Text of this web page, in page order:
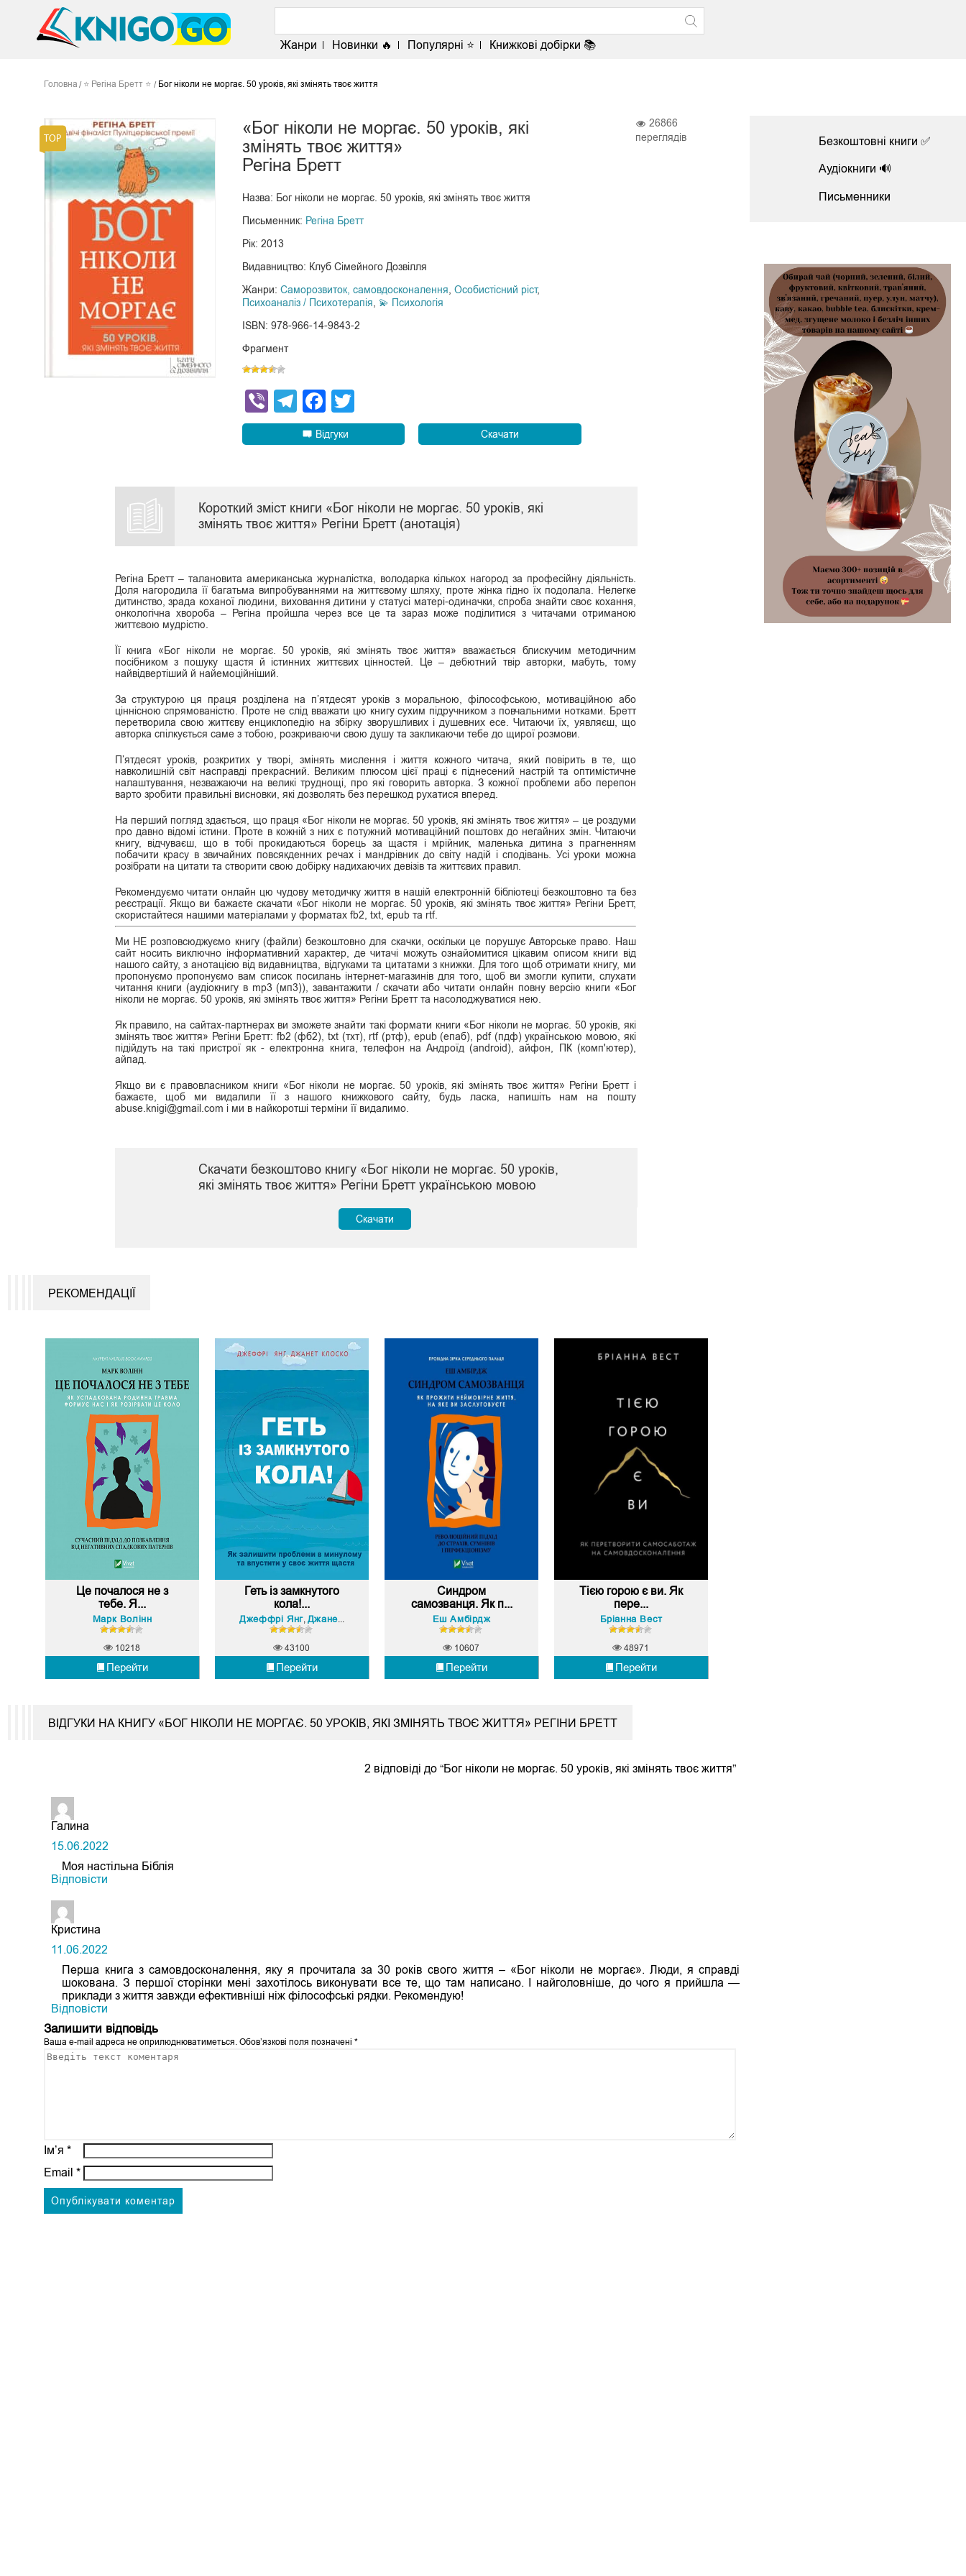
Жанри Новинки 🔥 Популярні ⭐ Книжкові добірки 📚
<
Головна ⭐ Регіна Бретт ⭐ Бог ніколи не моргає. 50 уроків, які змінять твоє життя
«Бог ніколи не моргає. 50 уроків, які
змінять твоє життя»
Регіна Бретт
Назва: Бог ніколи не моргає. 50 уроків, які змінять твоє життя
Письменник: Регіна Бретт
Рік: 2013
Видавництво: Клуб Сімейного Дозвілля
Жанри: Саморозвиток, самовдосконалення Особистісний ріст,
Психоаналіз / Психотерапія 💫 Психологія
ISBN: 978-966-14-9843-2
Фрагмент
ViberTelegram
Facebook
Відгуки Скачати
26866
переглядів
Короткий зміст книги «Бог ніколи не моргає. 50 уроків, які
змінять твоє життя» Регіни Бретт (анотація)
Регіна Бретт – талановита американська журналістка, володарка кількох нагород за професійну діяльність.
Доля нагородила її багатьма випробуваннями на життєвому шляху, проте жінка гідно їх подолала. Нелегке
дитинство, зрада коханої людини, виховання дитини у статусі матері-одиначки, спроба знайти своє кохання,
онкологічна хвороба – Регіна пройшла через все це та зараз може поділитися з читачами отриманою
життєвою мудрістю.
Її книга «Бог ніколи не моргає. 50 уроків, які змінять твоє життя» вважається блискучим методичним
посібником з пошуку щастя й істинних життєвих цінностей. Це – дебютний твір авторки, мабуть, тому
найвідвертіший й найемоційніший.
За структурою ця праця розділена на п’ятдесят уроків з моральною, філософською, мотиваційною або
ціннісною спрямованістю. Проте не слід вважати цю книгу сухим підручником з повчальними нотками. Бретт
перетворила свою життєву енциклопедію на збірку зворушливих і душевних есе. Читаючи їх, уявляєш, що
авторка спілкується саме з тобою, розкриваючи свою душу та закликаючи тебе до щирої розмови.
П’ятдесят уроків, розкритих у творі, змінять мислення і життя кожного читача, який повірить в те, що
навколишній світ насправді прекрасний. Великим плюсом цієї праці є піднесений настрій та оптимістичне
налаштування, незважаючи на великі труднощі, про які говорить авторка. З кожної проблеми або перепон
варто зробити правильні висновки, які дозволять без перешкод рухатися вперед.
На перший погляд здається, що праця «Бог ніколи не моргає. 50 уроків, які змінять твоє життя» – це роздуми
про давно відомі істини. Проте в кожній з них є потужний мотиваційний поштовх до негайних змін. Читаючи
книгу, відчуваєш, що в тобі прокидаються борець за щастя і мрійник, маленька дитина з прагненням
побачити красу в звичайних повсякденних речах і мандрівник до світу надій і сподівань. Усі уроки можна
розібрати на цитати та створити свою добірку надихаючих девізів та життєвих правил.
Рекомендуємо читати онлайн цю чудову методичку життя в нашій електронній бібліотеці безкоштовно та без
реєстрації. Якщо ви бажаєте скачати «Бог ніколи не моргає. 50 уроків, які змінять твоє життя» Регіни Бретт,
скористайтеся нашими матеріалами у форматах fb2, txt, epub та rtf.
Ми НЕ розповсюджуємо книгу (файли) безкоштовно для скачки, оскільки це порушує Авторське право. Наш
сайт носить виключно інформативний характер, де читачі можуть ознайомитися цікавим описом книги від
нашого сайту, з анотацією від видавництва, відгуками та цитатами з книжки. Для того щоб отримати книгу, ми
пропонуємо пропонуємо вам список посилань інтернет-магазинів для того, щоб ви змогли купити, слухати
читання книги (аудіокнигу в mp3 (мп3)), завантажити / скачати або читати онлайн повну версію книги «Бог
ніколи не моргає. 50 уроків, які змінять твоє життя» Регіни Бретт та насолоджуватися нею.
Як правило, на сайтах-партнерах ви зможете знайти такі формати книги «Бог ніколи не моргає. 50 уроків, які
змінять твоє життя» Регіни Бретт: fb2 (фб2), txt (тхт), rtf (ртф), epub (епаб), pdf (пдф) українською мовою, які
підійдуть на такі пристрої як - електронна книга, телефон на Андроїд (android), айфон, ПК (комп'ютер),
айпад.
Якщо ви є правовласником книги «Бог ніколи не моргає. 50 уроків, які змінять твоє життя» Регіни Бретт і
бажаєте, щоб ми видалили її з нашого книжкового сайту, будь ласка, напишіть нам на пошту
abuse.knigi@gmail.com і ми в найкоротші терміни її видалимо.
Скачати безкоштово книгу «Бог ніколи не моргає. 50 уроків,
які змінять твоє життя» Регіни Бретт українською мовою
Скачати
РЕКОМЕНДАЦІЇ
Це почалося не з
тебе. Я...
Марк Волінн
Перейти
10218
Геть із замкнутого
кола!...
Джеффрі Янг, Джанет Клоско
Перейти
43100
Синдром
самозванця. Як п...
Еш Амбірдж
Перейти
10607
Тією горою є ви. Як
пере...
Бріанна Вест
Перейти
48971
ВІДГУКИ НА КНИГУ «БОГ НІКОЛИ НЕ МОРГАЄ. 50 УРОКІВ, ЯКІ ЗМІНЯТЬ ТВОЄ ЖИТТЯ» РЕГІНИ БРЕТТ
2 відповіді до “Бог ніколи не моргає. 50 уроків, які змінять твоє життя”
Галина
15.06.2022
Моя настільна Біблія
Відповіcти
Кристина
11.06.2022
Перша книга з самовдосконалення, яку я прочитала за 30 років свого життя – «Бог ніколи не моргає». Люди, я справді
шокована. З першої сторінки мені захотілось виконувати все те, що там написано. І найголовніше, до чого я прийшла —
приклади з життя завжди ефективніші ніж філософські рядки. Рекомендую!
Відповіcти
Залишити відповідь
Ваша e-mail адреса не оприлюднюватиметься. Обов’язкові поля позначені*
Ім’я*
Email*
Безкоштовні книги ✅
Аудіокниги 🔊
Письменники